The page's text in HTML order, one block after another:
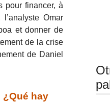
pour financer, à
Omar
et donner de
de la crise
de Daniel
¿Qué hay